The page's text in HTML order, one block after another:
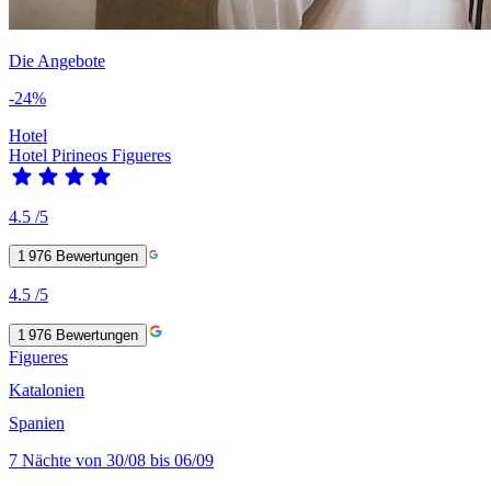
Die Angebote
-24%
Hotel
Hotel Pirineos Figueres
4.5 /5
1 976 Bewertungen
4.5 /5
1 976 Bewertungen
Figueres
Katalonien
Spanien
7 Nächte von 30/08 bis 06/09